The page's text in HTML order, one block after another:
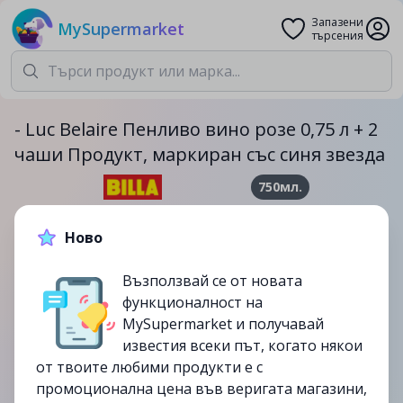
MySupermarket
Запазени
търсения
- Luc Belaire Пенливо вино розе 0,75 л + 2
чаши Продукт, маркиран със синя звезда
750мл.
35.99лв.
изтекла
Ново
Възползвай се от новата
функционалност на
MySupermarket и получавай
известия всеки път, когато някои
от твоите любими продукти е с
промоционална цена във веригата магазини,